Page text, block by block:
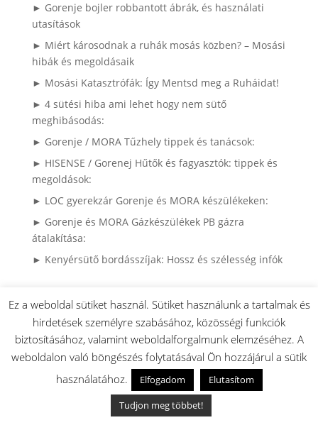
► Gorenje bojler robbantott ábrák, és használati
utasítások
► Miért károsodnak a ruhák mosás közben? – Mosási
hibák és megoldásaik
► Mosási Katasztrófák: Így Mentsd meg a Ruháidat!
► 4 sütési hiba ami lehet hogy nem sütő
meghibásodás:
► Gorenje / MORA Tűzhely tippek és tanácsok:
► HISENSE / Gorenej Hűtők és fagyasztók: tippek és
megoldások:
► LOC gyerekzár Gorenje és MORA készülékeken:
► Gorenje és MORA Gázkészülékek PB gázra
átalakítása:
► Kenyérsütő bordásszíjak: Hossz és szélesség infók
► 2008 előtti MORA készülékek
► Gorenje Szárítógépek használati utasítása és
alkatrészei
► Gorenje mosógépek használati utasítása,
robbantott ábrája és alkatrészei
► Sütőajtó leszerelése (Videó)
Ez a weboldal sütiket használ. Sütiket használunk a tartalmak és
hirdetések személyre szabásához, közösségi funkciók
biztosításához, valamint weboldalforgalmunk elemzéséhez. A
weboldalon való böngészés folytatásával Ön hozzájárul a sütik
használatához.
Elfogadom
Elutasítom
Tudjon meg többet!